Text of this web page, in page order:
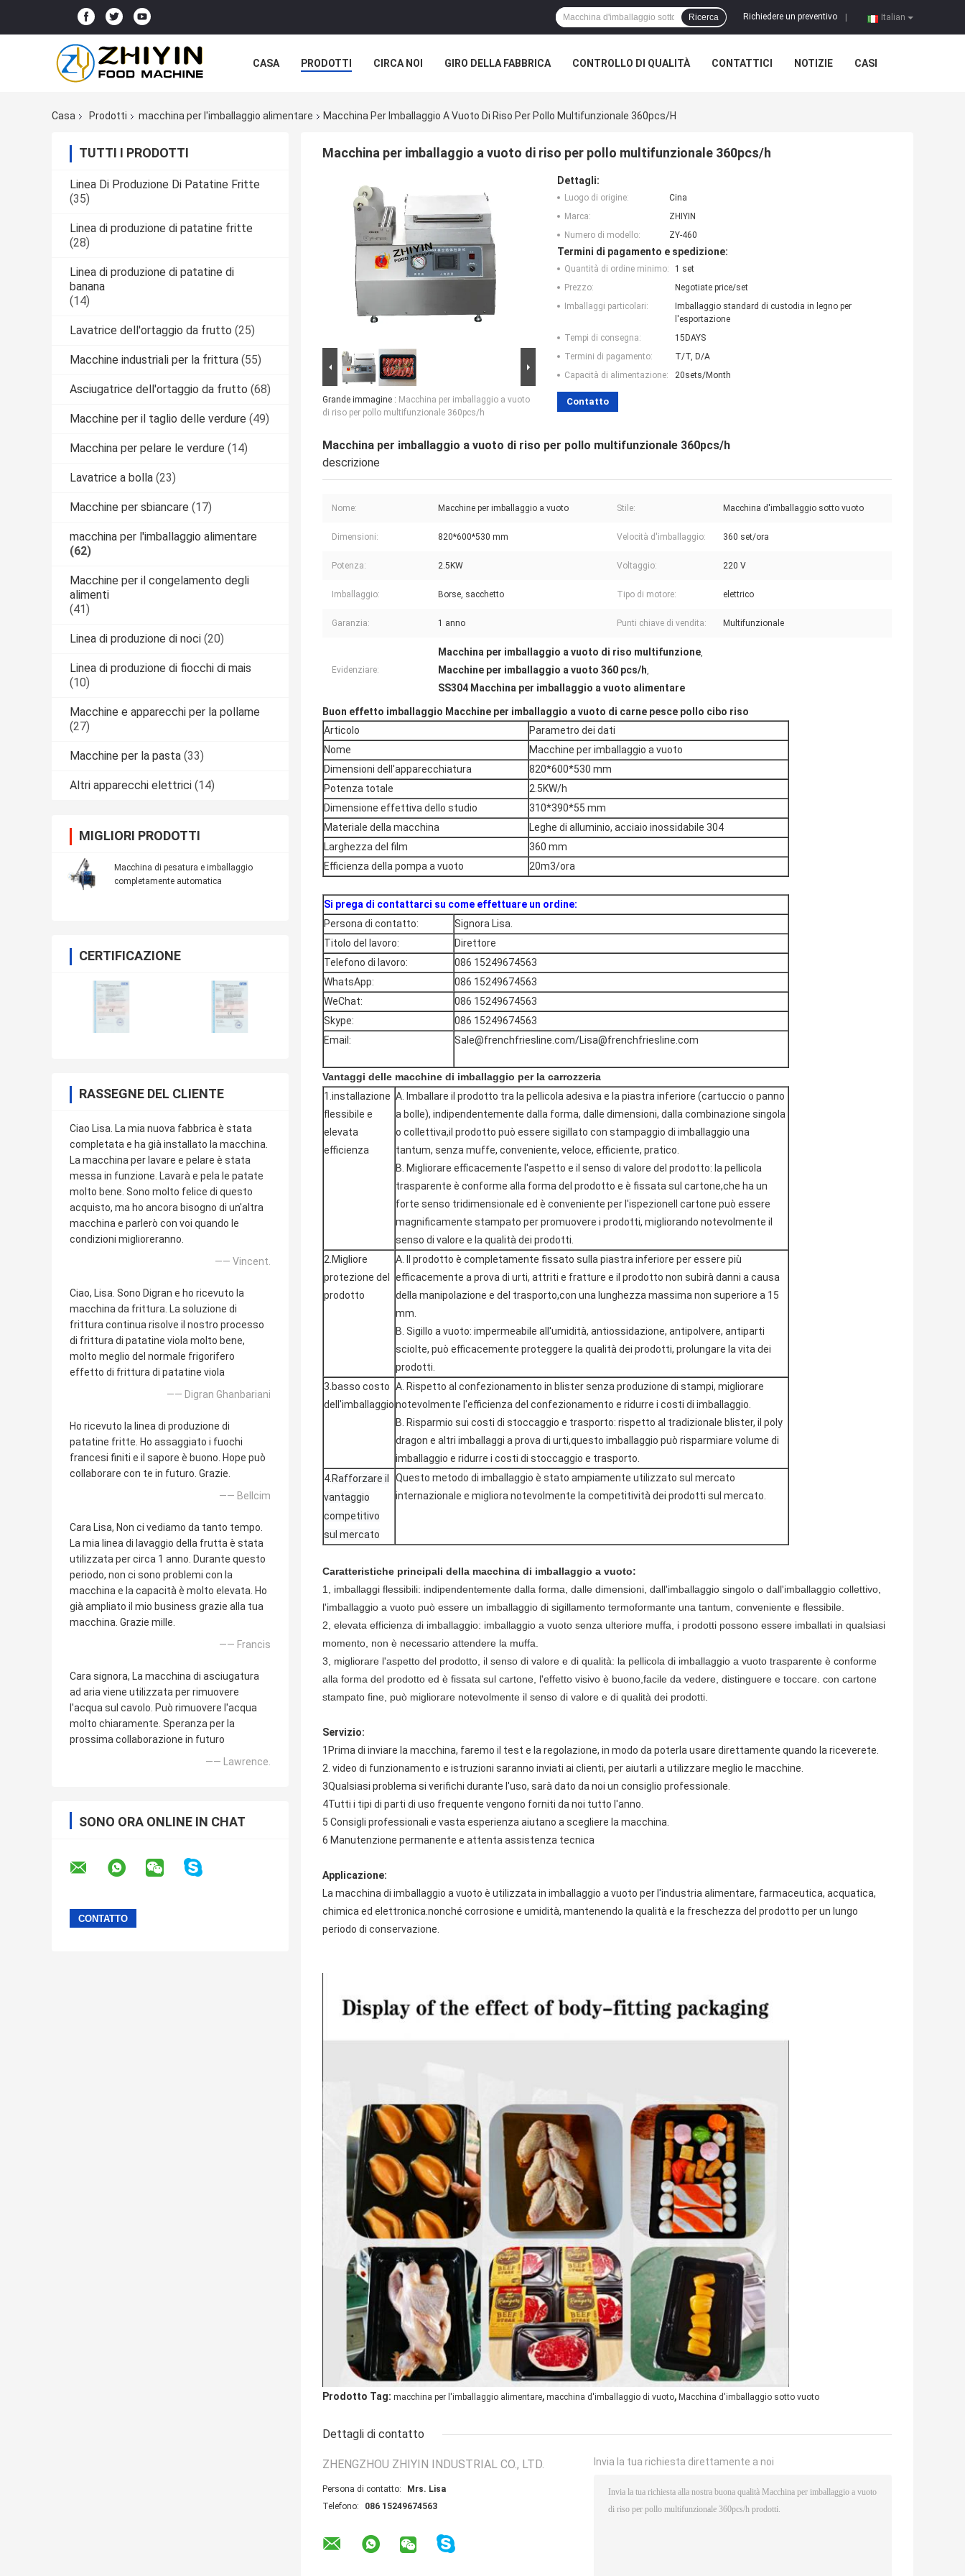
Italian
Richiedere un preventivo
Ricerca
CASA PRODOTTI CIRCA NOI GIRO DELLA FABBRICA CONTROLLO DI QUALITÀ CONTATTICI NOTIZIE CASI
Casa Prodotti macchina per l'imballaggio alimentare Macchina Per Imballaggio A Vuoto Di Riso Per Pollo Multifunzionale 360pcs/h
TUTTI I PRODOTTI
Linea Di Produzione Di Patatine Fritte
(35)
Linea di produzione di patatine fritte
(28)
Linea di produzione di patatine di
banana
(14)
Lavatrice dell'ortaggio da frutto (25)
Macchine industriali per la frittura (55)
Asciugatrice dell'ortaggio da frutto (68)
Macchine per il taglio delle verdure (49)
Macchina per pelare le verdure (14)
Lavatrice a bolla (23)
Macchine per sbiancare (17)
macchina per l'imballaggio alimentare
(62)
Macchine per il congelamento degli
alimenti
(41)
Linea di produzione di noci (20)
Linea di produzione di fiocchi di mais
(10)
Macchine e apparecchi per la pollame
(27)
Macchine per la pasta (33)
Altri apparecchi elettrici (14)
MIGLIORI PRODOTTI
Macchina di pesatura e imballaggio
completamente automatica
CERTIFICAZIONE
RASSEGNE DEL CLIENTE
Ciao Lisa. La mia nuova fabbrica è stata
completata e ha già installato la macchina.
La macchina per lavare e pelare è stata
messa in funzione. Lavarà e pela le patate
molto bene. Sono molto felice di questo
acquisto, ma ho ancora bisogno di un'altra
macchina e parlerò con voi quando le
condizioni miglioreranno.
—— Vincent.
Ciao, Lisa. Sono Digran e ho ricevuto la
macchina da frittura. La soluzione di
frittura continua risolve il nostro processo
di frittura di patatine viola molto bene,
molto meglio del normale frigorifero
effetto di frittura di patatine viola
—— Digran Ghanbariani
Ho ricevuto la linea di produzione di
patatine fritte. Ho assaggiato i fuochi
francesi finiti e il sapore è buono. Hope può
collaborare con te in futuro. Grazie.
—— Bellcim
Cara Lisa, Non ci vediamo da tanto tempo.
La mia linea di lavaggio della frutta è stata
utilizzata per circa 1 anno. Durante questo
periodo, non ci sono problemi con la
macchina e la capacità è molto elevata. Ho
già ampliato il mio business grazie alla tua
macchina. Grazie mille.
—— Francis
Cara signora, La macchina di asciugatura
ad aria viene utilizzata per rimuovere
l'acqua sul cavolo. Può rimuovere l'acqua
molto chiaramente. Speranza per la
prossima collaborazione in futuro
—— Lawrence.
SONO ORA ONLINE IN CHAT
Macchina per imballaggio a vuoto di riso per pollo multifunzionale 360pcs/h
Grande immagine : Macchina per imballaggio a vuoto
di riso per pollo multifunzionale 360pcs/h
Dettagli:
Luogo di origine:
Cina
Marca:
ZHIYIN
Numero di modello:
ZY-460
Termini di pagamento e spedizione:
Quantità di ordine minimo:
1 set
Prezzo:
Negotiate price/set
Imballaggi particolari:
Imballaggio standard di custodia in legno per
l'esportazione
Tempi di consegna:
15DAYS
Termini di pagamento:
T/T, D/A
Capacità di alimentazione:
20sets/Month
Contatto
Macchina per imballaggio a vuoto di riso per pollo multifunzionale 360pcs/h
descrizione
Nome: Macchine per imballaggio a vuoto Stile: Macchina d'imballaggio sotto vuoto
Dimensioni: 820*600*530 mm Velocità d'imballaggio: 360 set/ora
Potenza: 2.5KW Voltaggio: 220 V
Imballaggio: Borse, sacchetto Tipo di motore: elettrico
Garanzia: 1 anno Punti chiave di vendita: Multifunzionale
Evidenziare:
Macchina per imballaggio a vuoto di riso multifunzione,
Macchine per imballaggio a vuoto 360 pcs/h,
SS304 Macchina per imballaggio a vuoto alimentare
Buon effetto imballaggio Macchine per imballaggio a vuoto di carne pesce pollo cibo riso
Articolo
Parametro dei dati
Nome
Macchine per imballaggio a vuoto
Dimensioni dell'apparecchiatura
820*600*530 mm
Potenza totale
2.5KW/h
Dimensione effettiva dello studio
310*390*55 mm
Materiale della macchina
Leghe di alluminio, acciaio inossidabile 304
Larghezza del film
360 mm
Efficienza della pompa a vuoto
20m3/ora
Si prega di contattarci su come effettuare un ordine:
Persona di contatto:
Signora Lisa.
Titolo del lavoro:
Direttore
Telefono di lavoro:
086 15249674563
WhatsApp:
086 15249674563
WeChat:
086 15249674563
Skype:
086 15249674563
Email:
Sale@frenchfriesline.com/Lisa@frenchfriesline.com
Vantaggi delle macchine di imballaggio per la carrozzeria
1.installazione
flessibile e
elevata
efficienza
A. Imballare il prodotto tra la pellicola adesiva e la piastra inferiore (cartuccio o panno
a bolle), indipendentemente dalla forma, dalle dimensioni, dalla combinazione singola
o collettiva,il prodotto può essere sigillato con stampaggio di imballaggio una
tantum, senza muffe, conveniente, veloce, efficiente, pratico.
B. Migliorare efficacemente l'aspetto e il senso di valore del prodotto: la pellicola
trasparente è conforme alla forma del prodotto e è fissata sul cartone,che ha un
forte senso tridimensionale ed è conveniente per l'ispezioneIl cartone può essere
magnificamente stampato per promuovere i prodotti, migliorando notevolmente il
senso di valore e la qualità dei prodotti.
2.Migliore
protezione del
prodotto
A. Il prodotto è completamente fissato sulla piastra inferiore per essere più
efficacemente a prova di urti, attriti e fratture e il prodotto non subirà danni a causa
della manipolazione e del trasporto,con una lunghezza massima non superiore a 15
mm.
B. Sigillo a vuoto: impermeabile all'umidità, antiossidazione, antipolvere, antiparti
sciolte, può efficacemente proteggere la qualità dei prodotti, prolungare la vita dei
prodotti.
3.basso costo
dell'imballaggio
A. Rispetto al confezionamento in blister senza produzione di stampi, migliorare
notevolmente l'efficienza del confezionamento e ridurre i costi di imballaggio.
B. Risparmio sui costi di stoccaggio e trasporto: rispetto al tradizionale blister, il poly
dragon e altri imballaggi a prova di urti,questo imballaggio può risparmiare volume di
imballaggio e ridurre i costi di stoccaggio e trasporto.
4.Rafforzare il
vantaggio
competitivo
sul mercato
Questo metodo di imballaggio è stato ampiamente utilizzato sul mercato
internazionale e migliora notevolmente la competitività dei prodotti sul mercato.
Caratteristiche principali della macchina di imballaggio a vuoto:
1, imballaggi flessibili: indipendentemente dalla forma, dalle dimensioni, dall'imballaggio singolo o dall'imballaggio collettivo,
l'imballaggio a vuoto può essere un imballaggio di sigillamento termoformante una tantum, conveniente e flessibile.
2, elevata efficienza di imballaggio: imballaggio a vuoto senza ulteriore muffa, i prodotti possono essere imballati in qualsiasi
momento, non è necessario attendere la muffa.
3, migliorare l'aspetto del prodotto, il senso di valore e di qualità: la pellicola di imballaggio a vuoto trasparente è conforme
alla forma del prodotto ed è fissata sul cartone, l'effetto visivo è buono,facile da vedere, distinguere e toccare. con cartone
stampato fine, può migliorare notevolmente il senso di valore e di qualità dei prodotti.
Servizio:
1Prima di inviare la macchina, faremo il test e la regolazione, in modo da poterla usare direttamente quando la riceverete.
2. video di funzionamento e istruzioni saranno inviati ai clienti, per aiutarli a utilizzare meglio le macchine.
3Qualsiasi problema si verifichi durante l'uso, sarà dato da noi un consiglio professionale.
4Tutti i tipi di parti di uso frequente vengono forniti da noi tutto l'anno.
5 Consigli professionali e vasta esperienza aiutano a scegliere la macchina.
6 Manutenzione permanente e attenta assistenza tecnica
Applicazione:
La macchina di imballaggio a vuoto è utilizzata in imballaggio a vuoto per l'industria alimentare, farmaceutica, acquatica,
chimica ed elettronica.nonché corrosione e umidità, mantenendo la qualità e la freschezza del prodotto per un lungo
periodo di conservazione.
Prodotto Tag: macchina per l'imballaggio alimentare, macchina d'imballaggio di vuoto, Macchina d'imballaggio sotto vuoto
Dettagli di contatto
ZHENGZHOU ZHIYIN INDUSTRIAL CO., LTD.
Persona di contatto:
Mrs. Lisa
Telefono:
086 15249674563
Invia la tua richiesta direttamente a noi